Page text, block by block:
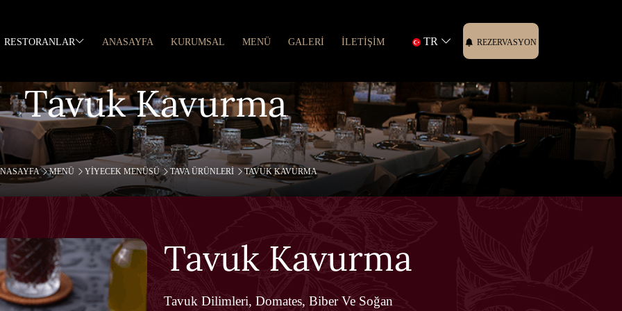
RESTORANLAR ANASAYFA KURUMSAL MENÜ GALERİ İLETİŞİM TR REZERVASYON
Tavuk Kavurma
MENÜ YIYECEK MENÜSÜ TAVA ÜRÜNLERI TAVUK KAVURMA
Tavuk Kavurma
Tavuk Dilimleri, Domates, Biber Ve Soğan